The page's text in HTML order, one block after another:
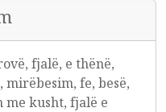
fjalë, e thënë,
fe, besë,
kusht, fjalë e